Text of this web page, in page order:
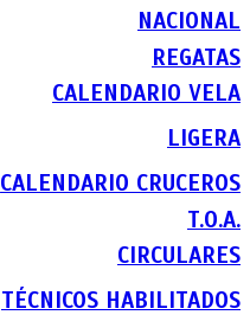
NACIONAL
REGATAS
CALENDARIO VELA
LIGERA
CALENDARIO CRUCEROS
T.O.A.
CIRCULARES
TÉCNICOS HABILITADOS